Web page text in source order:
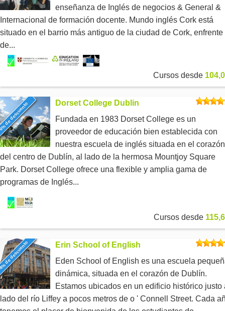
enseñanza de Inglés de negocios & General &
Internacional de formación docente. Mundo inglés Cork está
situado en el barrio más antiguo de la ciudad de Cork, enfrente
de...
Cursos desde
descuento
Dorset College Dublin
Fundada en 1983 Dorset College es un
proveedor de educación bien establecida con
nuestra escuela de inglés situada en el corazón
del centro de Dublín, al lado de la hermosa Mountjoy Square
Park. Dorset College ofrece una flexible y amplia gama de
programas de Inglés...
Cursos desde
descuento
Erin School of English
Eden School of English es una escuela
dinámica, situada en el corazón de Dublín.
Estamos ubicados en un edificio histórico justo
lado del río Liffey a pocos metros de o ' Connell Street. Cada